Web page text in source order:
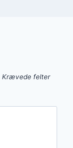
Krævede felter